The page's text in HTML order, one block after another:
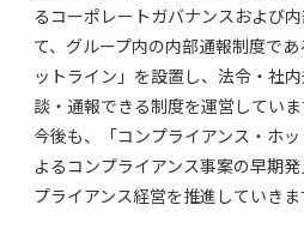
るコーポレートガバナンスおよび
て、グループ内の内部通報制度で
ットライン」を設置し、法令・社
談・通報できる制度を運営していま
今後も、「コンプライアンス・ホ
よるコンプライアンス事案の早期
プライアンス経営を推進していきま